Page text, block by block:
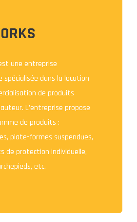
est une entreprise
spécialisée dans la location
de produits
L’entreprise propose
de produits :
plate-formes suspendues,
de protection individuelle,
etc.